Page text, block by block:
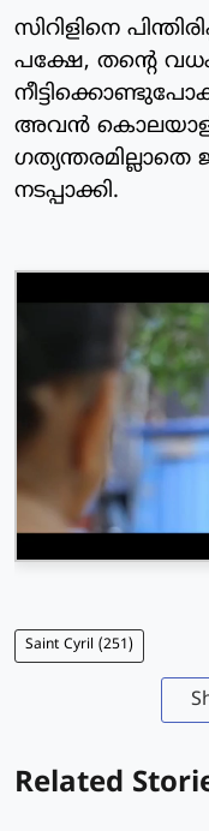
സിറിളിനെ
പക്ഷേ, തന്റെ
അവന്‍
ഗത്യന്തരമില്ലാതെ
നടപ്പാക്കി.
Saint Cyril (251)
Related